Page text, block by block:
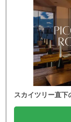
スカイツリー直下